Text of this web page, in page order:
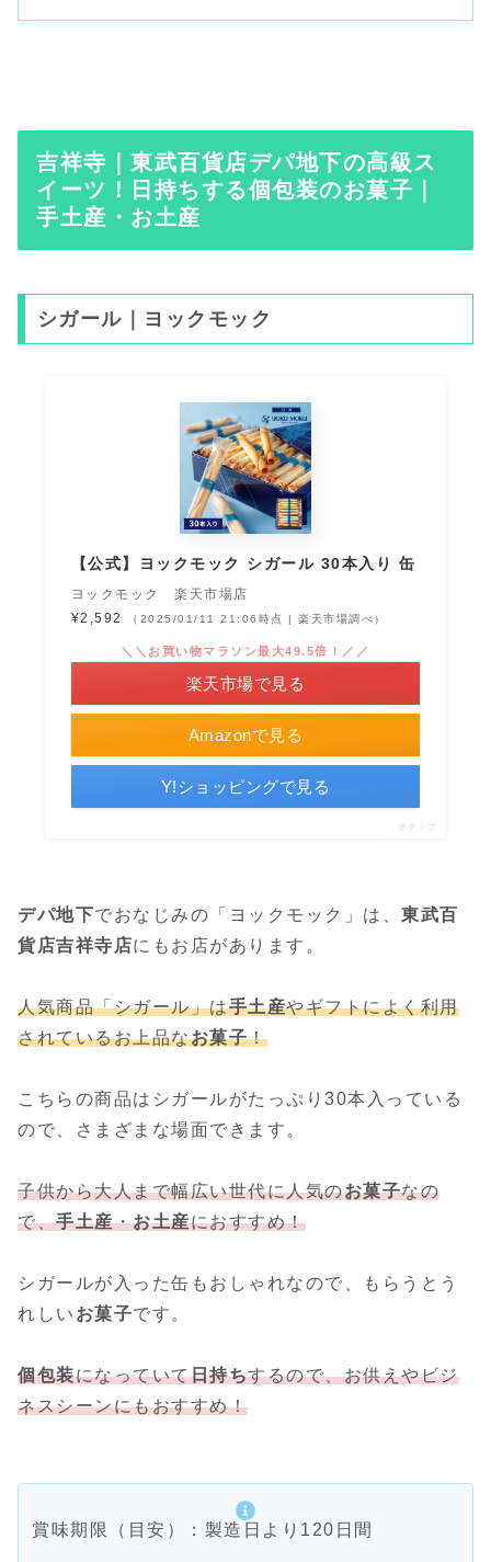
吉祥寺｜東武百貨店デパ地下の高級ス
イーツ！日持ちする個包装のお菓子｜
手土産・お土産
シガール｜ヨックモック
【公式】ヨックモック シガール 30本入り 缶
ヨックモック 楽天市場店
¥2,592
（2025/01/11 21:06時点 | 楽天市場調べ）
Amazonで見る
＼＼お買い物マラソン最大49.5倍！／／
楽天市場で見る
Y!ショッピングで見る
ポチップ
デパ地下でおなじみの「ヨックモック」は、 東武百
貨店吉祥寺 店にもお店があります。
人気商品「シガール」は手土産やギフトによく利用
されているお上品なお菓子！
こちらの商品はシガールがたっぷり30本入っている
ので、さまざまな場面できます。
子供から大人まで幅広い世代に人気のお菓子なの
で、手土産・お土産におすすめ！
シガールが入った缶もおしゃれなので、もらうとう
れしい お菓子です。
個包装になっていて日持ちするので、お供えやビジ
ネスシーンにもおすすめ！
賞味期限（目安）：製造日より120日間